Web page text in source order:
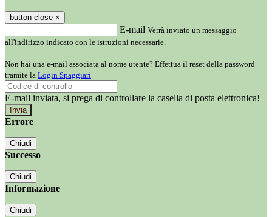
button close ×
E-mail Verrà inviato un messaggio
all'indirizzo indicato con le istruzioni necessarie.
Non hai una e-mail associata al nome utente? Effettua il reset della password
tramite la Login Spaggiari
E-mail inviata, si prega di controllare la casella di posta elettronica!
Errore
Chiudi
Successo
Chiudi
Informazione
Chiudi